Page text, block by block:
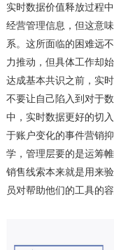
实时数据价值释放过程
经营管理信息，但这意
系。这所面临的困难远
力推动，但具体工作却
达成基本共识之前，实
不要让自己陷入到对于
中，实时数据更好的切
于账户变化的事件营销
学，管理层要的是运筹
销售线索本来就是用来
员对帮助他们的工具的